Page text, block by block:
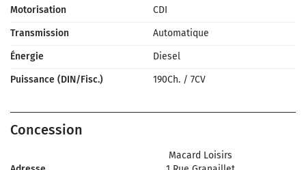
Motorisation
CDI
Transmission
Automatique
Énergie
Diesel
Puissance (DIN/Fisc.)
190Ch. / 7CV
Concession
Macard Loisirs